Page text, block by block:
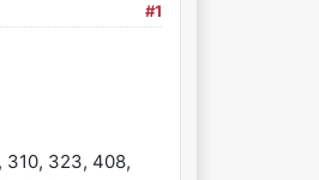
#1
310, 323, 408,